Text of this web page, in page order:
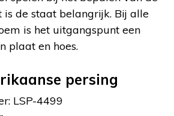
is de staat belangrijk. Bij alle
is het uitgangspunt een
plaat en hoes.
persing
LSP-4499